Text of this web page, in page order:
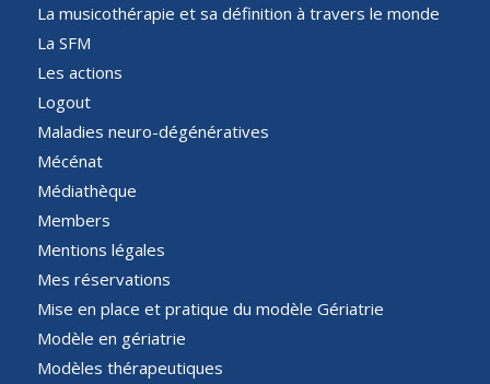
La musicothérapie et sa définition à travers le monde
La SFM
Les actions
Logout
Maladies neuro-dégénératives
Mécénat
Médiathèque
Members
Mentions légales
Mes réservations
Mise en place et pratique du modèle Gériatrie
Modèle en gériatrie
Modèles thérapeutiques